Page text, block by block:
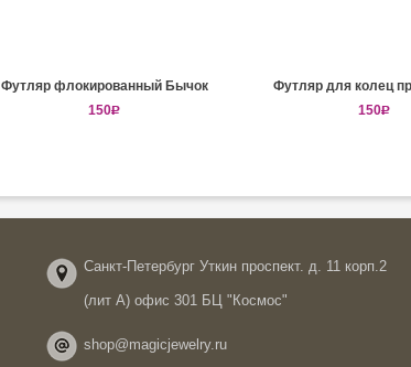
Футляр флокированный Бычок
150R
Футляр для колец
150R
Санкт-Петербург Уткин проспект. д. 11 корп.2
(лит А) офис 301 БЦ "Космос"
shop@magicjewelry.ru